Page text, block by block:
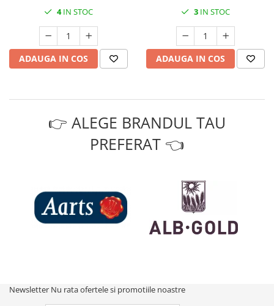
4IN STOC
ADAUGA IN COS
3 IN STOC
ADAUGA IN COS
👉 ALEGE BRANDUL TAU
PREFERAT 👈
Newsletter Nu rata ofertele si promotiile noastre